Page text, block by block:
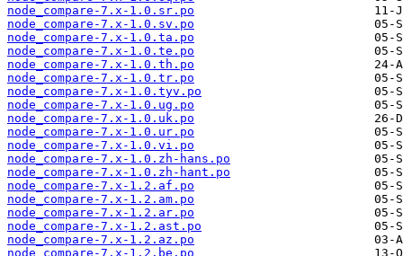
node_compare-7.x-1.0.sr.po
node_compare-7.x-1.0.sv.po
node_compare-7.x-1.0.ta.po
node_compare-7.x-1.0.te.po
node_compare-7.x-1.0.th.po
node_compare-7.x-1.0.tr.po
node_compare-7.x-1.0.tyv.po
node_compare-7.x-1.0.ug.po
node_compare-7.x-1.0.uk.po
node_compare-7.x-1.0.ur.po
node_compare-7.x-1.0.vi.po
node_compare-7.x-1.0.zh-hans.po
node_compare-7.x-1.0.zh-hant.po
node_compare-7.x-1.2.af.po
node_compare-7.x-1.2.am.po
node_compare-7.x-1.2.ar.po
node_compare-7.x-1.2.ast.po
node_compare-7.x-1.2.az.po
node_compare-7.x-1.2.be.po